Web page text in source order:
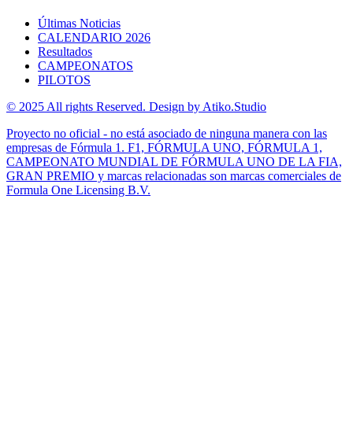
Últimas Noticias
CALENDARIO 2026
Resultados
CAMPEONATOS
PILOTOS
© 2025 All rights Reserved. Design by Atiko.Studio
Proyecto no oficial - no está asociado de ninguna manera con las
empresas de Fórmula 1. F1, FÓRMULA UNO, FÓRMULA 1,
CAMPEONATO MUNDIAL DE FÓRMULA UNO DE LA FIA,
GRAN PREMIO y marcas relacionadas son marcas comerciales de
Formula One Licensing B.V.